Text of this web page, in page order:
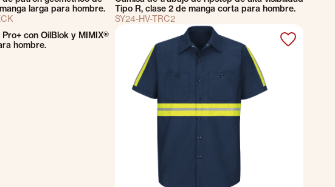
larga para hombre.
Tipo R, clase 2 de manga corta para hombre.
SY24-HV-TRC2
con OilBlok y MIMIX®
hombre.